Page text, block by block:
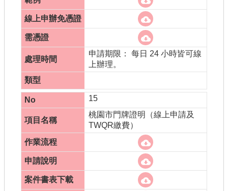
申請期限： 每日 24 小時皆可線
上辦理。
15
桃園市門牌證明（線上申請及
TWQR繳費）